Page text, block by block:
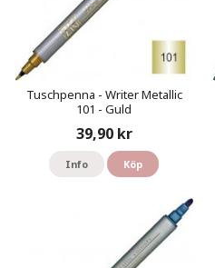
Tuschpenna - Writer Metallic
101 - Guld
39,90 kr
Info Köp